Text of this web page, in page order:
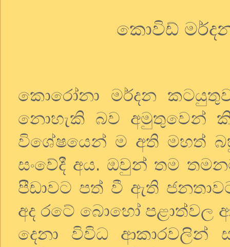
කොවිඩ්
කොරෝනා මර්දන
නොහැකි බව අමුතුවෙන්
විශේෂයෙන් ම අති මහත්
සංවේදී අය. ඔවුන් තම
පීඩාවට පත් වී ඇති
අද රටේ බොහෝ පළාත්වල
දෙනා විවිධ ආකාරවලින්